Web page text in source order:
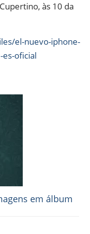
às 10 da
el-nuevo-iphone-
oficial
em álbum